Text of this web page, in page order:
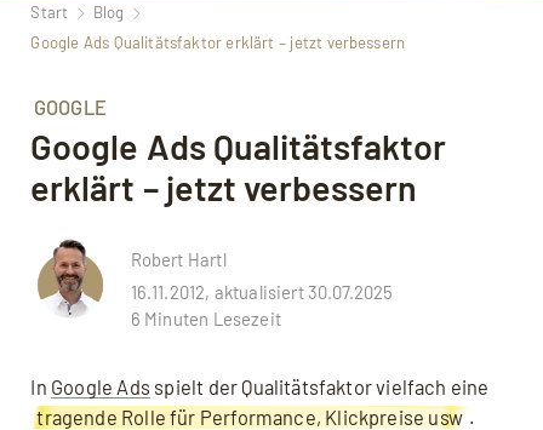
Start
Blog
Google Ads Qualitätsfaktor erklärt – jetzt verbessern
GOOGLE
Google Ads Qualitätsfaktor
erklärt – jetzt verbessern
Robert Hartl
16.11.2012, aktualisiert 30.07.2025
6 Minuten Lesezeit
In Google Ads spielt der Qualitätsfaktor vielfach eine
tragende Rolle für Performance, Klickpreise usw .